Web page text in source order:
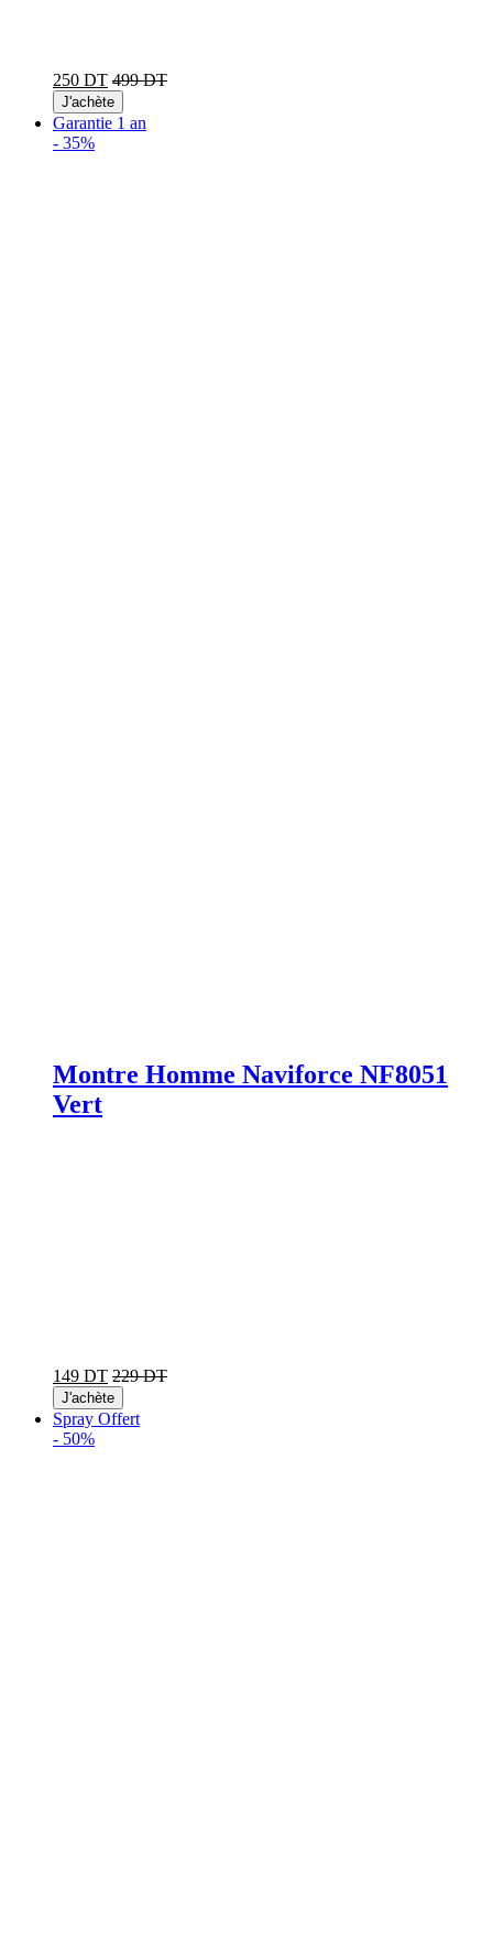
250 DT 499 DT
J'achète
Garantie 1 an
- 35%
Montre Homme Naviforce NF8051
Vert
149 DT 229 DT
J'achète
Spray Offert
- 50%